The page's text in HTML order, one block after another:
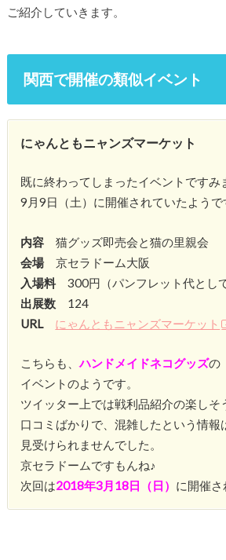
ご紹介していきます。
関西で開催の類似イベント
にゃんともニャンズマーケット
既に終わってしまったイベントですみ
9月9日（土）に開催されていたようで
内容猫グッズ即売会と猫の里親会
会場京セラドーム大阪
入場料300円（パンフレット代として
出展数 124
URL
にゃんともニャンズマーケット
こちらも、ハンドメイドネコグッズの
イベントのようです。
ツイッター上では戦利品紹介の楽しそ
口コミばかりで、混雑したという情報
見受けられませんでした。
京セラドームですもんね♪
次回は2018年3月18日（日） に開催さ